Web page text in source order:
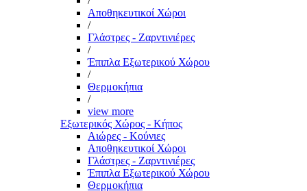
Αποθηκευτικοί Χώροι
/
Γλάστρες - Ζαρντινιέρες
/
Έπιπλα Εξωτερικού Χώρου
/
Θερμοκήπια
/
view more
Εξωτερικός Χώρος - Κήπος
Αιώρες - Κούνιες
Αποθηκευτικοί Χώροι
Γλάστρες - Ζαρντινιέρες
Έπιπλα Εξωτερικού Χώρου
Θερμοκήπια